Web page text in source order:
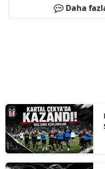
Daha